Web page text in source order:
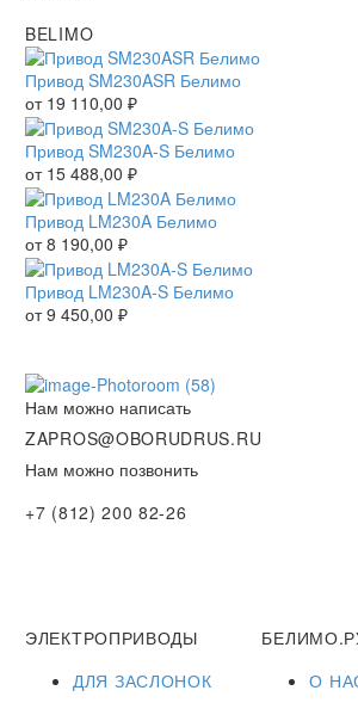
BELIMO
Привод SM230ASR Белимо
от 19 110,00 ₽
Привод SM230A-S Белимо
от 15 488,00 ₽
Привод LM230A Белимо
от8 190,00 ₽
Привод LM230A-S Белимо
от9 450,00 ₽
Нам можно написать
ZAPROS@OBORUDRUS.RU
Нам можно позвонить
+7 (812) 200 82-26
ЭЛЕКТРОПРИВОДЫ
ДЛЯ ЗАСЛОНОК
О